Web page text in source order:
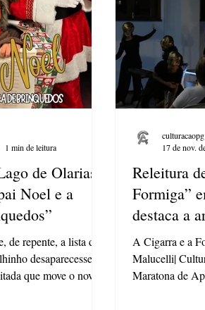
de Olarias o
Noel e a
repente, a lista de
desaparecesse?
que move o novo
1 min de leitura
Releitura
Formiga”
destaca a
na
A Cigarra e a
Malucelli|
Maratona de
culturacaopg
17 de nov.